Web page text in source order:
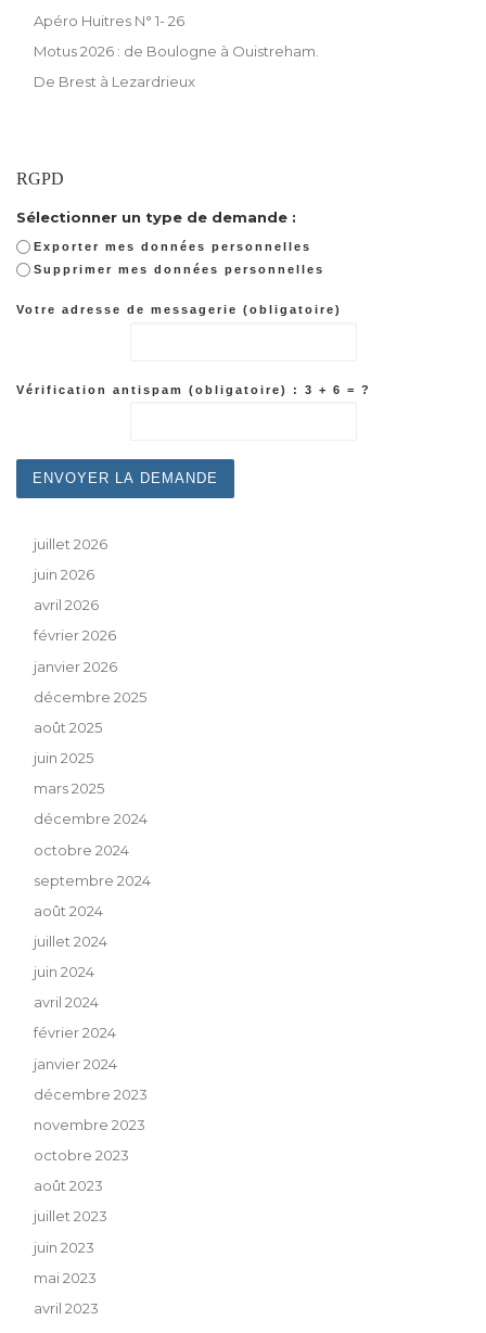
Apéro Huitres N° 1- 26
Motus 2026 : de Boulogne à Ouistreham.
De Brest à Lezardrieux
RGPD
Sélectionner un type de demande :
Exporter mes données personnelles
Supprimer mes données personnelles
Votre adresse de messagerie (obligatoire)
Vérification antispam (obligatoire) : 3 + 6 = ?
juillet 2026
juin 2026
avril 2026
février 2026
janvier 2026
décembre 2025
août 2025
juin 2025
mars 2025
décembre 2024
octobre 2024
septembre 2024
août 2024
juillet 2024
juin 2024
avril 2024
février 2024
janvier 2024
décembre 2023
novembre 2023
octobre 2023
août 2023
juillet 2023
juin 2023
mai 2023
avril 2023